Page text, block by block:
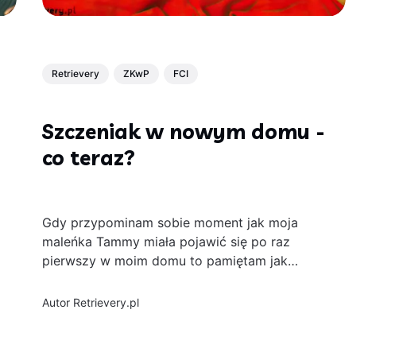
Retrievery ZKwP FCI
Szczeniak w nowym domu -
co teraz?
Gdy przypominam sobie moment jak moja
maleńka Tammy miała pojawić się po raz
pierwszy w moim domu to pamiętam jak
mogłam się doczekać tej chwili. Czego
Autor Retrievery.pl